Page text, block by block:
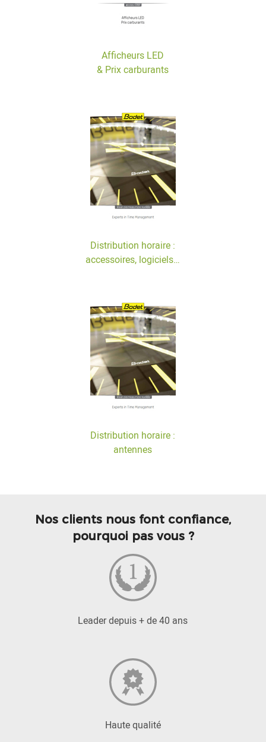
Afficheurs LED
& Prix carburants
Distribution horaire :
accessoires, logiciels…
Distribution horaire :
antennes
Nos clients nous font confiance,
pourquoi pas vous ?
Leader depuis + de 40 ans
Haute qualité